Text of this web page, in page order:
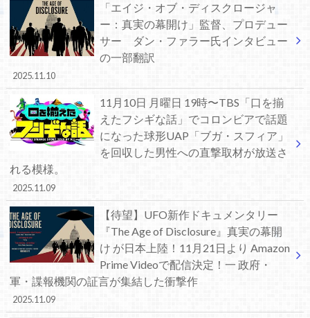
「エイジ・オブ・ディスクロージャ
ー：真実の幕開け」監督、プロデュー
サー ダン・ファラー氏インタビュー
の一部翻訳
2025.11.10
11月10日 月曜日 19時〜TBS「口を揃
えたフシギな話」でコロンビアで話題
になった球形UAP「ブガ・スフィア」
を回収した男性への直撃取材が放送さ
れる模様。
2025.11.09
【待望】UFO新作ドキュメンタリー
『The Age of Disclosure』真実の幕開
け が日本上陸！11月21日より Amazon
Prime Videoで配信決定！一 政府・
軍・諜報機関の証言が集結した衝撃作
2025.11.09